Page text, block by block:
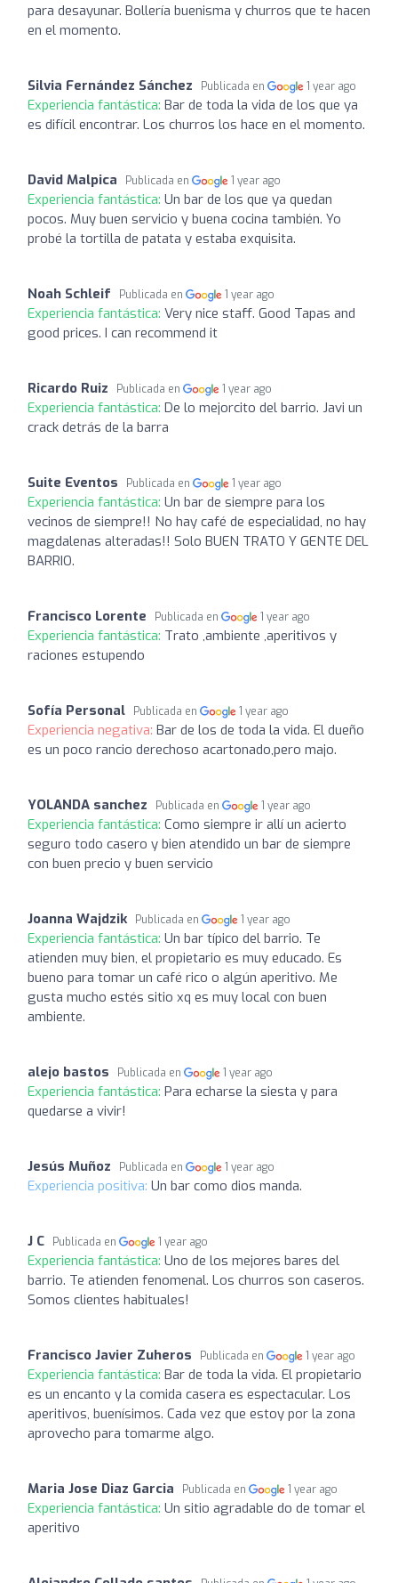
para desayunar. Bollería buenisma y churros que te hacen
en el momento.
Silvia Fernández Sánchez Publicada en 1 year ago
Experiencia fantástica: Bar de toda la vida de los que ya
es difícil encontrar. Los churros los hace en el momento.
David Malpica Publicada en 1 year ago
Experiencia fantástica: Un bar de los que ya quedan
pocos. Muy buen servicio y buena cocina también. Yo
probé la tortilla de patata y estaba exquisita.
Noah Schleif Publicada en 1 year ago
Experiencia fantástica: Very nice staff. Good Tapas and
good prices. I can recommend it
Ricardo Ruiz Publicada en 1 year ago
Experiencia fantástica: De lo mejorcito del barrio. Javi un
crack detrás de la barra
Suite Eventos Publicada en 1 year ago
Experiencia fantástica: Un bar de siempre para los
vecinos de siempre!! No hay café de especialidad, no hay
magdalenas alteradas!! Solo BUEN TRATO Y GENTE DEL
BARRIO.
Francisco Lorente Publicada en 1 year ago
Experiencia fantástica: Trato ,ambiente ,aperitivos y
raciones estupendo
Sofía Personal Publicada en 1 year ago
Experiencia negativa: Bar de los de toda la vida. El dueño
es un poco rancio derechoso acartonado,pero majo.
YOLANDA sanchez Publicada en 1 year ago
Experiencia fantástica: Como siempre ir allí un acierto
seguro todo casero y bien atendido un bar de siempre
con buen precio y buen servicio
Joanna Wajdzik Publicada en 1 year ago
Experiencia fantástica: Un bar típico del barrio. Te
atienden muy bien, el propietario es muy educado. Es
bueno para tomar un café rico o algún aperitivo. Me
gusta mucho estés sitio xq es muy local con buen
ambiente.
alejo bastos Publicada en 1 year ago
Experiencia fantástica: Para echarse la siesta y para
quedarse a vivir!
Jesús Muñoz Publicada en 1 year ago
Experiencia positiva: Un bar como dios manda.
J C Publicada en 1 year ago
Experiencia fantástica: Uno de los mejores bares del
barrio. Te atienden fenomenal. Los churros son caseros.
Somos clientes habituales!
Francisco Javier Zuheros Publicada en 1 year ago
Experiencia fantástica: Bar de toda la vida. El propietario
es un encanto y la comida casera es espectacular. Los
aperitivos, buenísimos. Cada vez que estoy por la zona
aprovecho para tomarme algo.
Maria Jose Diaz Garcia Publicada en 1 year ago
Experiencia fantástica: Un sitio agradable do de tomar el
aperitivo